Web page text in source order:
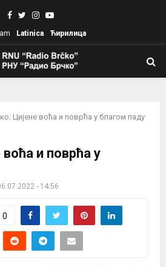
Facebook
TwitterInstagram
Youtube
Latinica Ћирилица
Цијене воћа и поврћа у благом паду
и поврћа у
- 14:56
0